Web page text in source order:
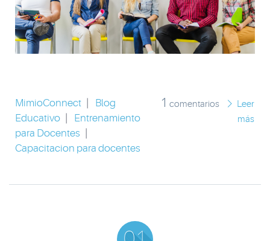
MimioConnect
Blog
Educativo
Entrenamiento
para Docentes
Capacitacion para docentes
1 comentarios
Leer
más